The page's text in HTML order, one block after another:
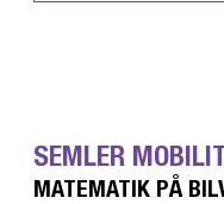
SEMLER
MATEMATIK PÅ